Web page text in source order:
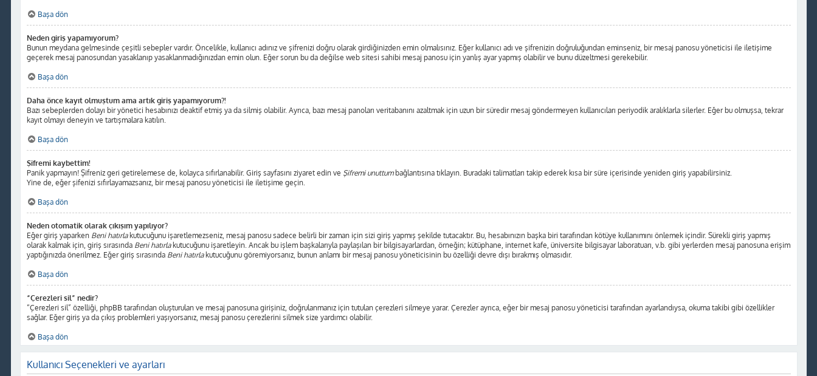
Başa dön
Neden giriş yapamıyorum?
Bunun meydana gelmesinde çeşitli sebepler vardır. Öncelikle, kullanıcı adınız ve şifrenizi doğru olarak girdiğinizden emin olmalısınız. Eğer kullanıcı adı ve şifrenizin doğruluğundan eminseniz, bir mesaj panosu yöneticisi ile iletişime
geçerek mesaj panosundan yasaklanıp yasaklanmadığınızdan emin olun. Eğer sorun bu da değilse web sitesi sahibi mesaj panosu için yanlış ayar yapmış olabilir ve bunu düzeltmesi gerekebilir.
Başa dön
Daha önce kayıt olmuştum ama artık giriş yapamıyorum?!
Bazı sebeplerden dolayı bir yönetici hesabınızı deaktif etmiş ya da silmiş olabilir. Ayrıca, bazı mesaj panoları veritabanını azaltmak için uzun bir süredir mesaj göndermeyen kullanıcıları periyodik aralıklarla silerler. Eğer bu olmuşsa, tekrar
kayıt olmayı deneyin ve tartışmalara katılın.
Başa dön
Şifremi kaybettim!
Panik yapmayın! Şifreniz geri getirelemese de, kolayca sıfırlanabilir. Giriş sayfasını ziyaret edin ve Şifremi unuttumbağlantısına tıklayın. Buradaki talimatları takip ederek kısa bir süre içerisinde yeniden giriş yapabilirsiniz.
Yine de, eğer şifenizi sıfırlayamazsanız, bir mesaj panosu yöneticisi ile iletişime geçin.
Başa dön
Neden otomatik olarak çıkışım yapılıyor?
Eğer giriş yaparken Beni hatırlakutucuğunu işaretlemezseniz, mesaj panosu sadece belirli bir zaman için sizi giriş yapmış şekilde tutacaktır. Bu, hesabınızın başka biri tarafından kötüye kullanımını önlemek içindir. Sürekli giriş yapmış
olarak kalmak için, giriş sırasında Beni hatırlakutucuğunu işaretleyin. Ancak bu işlem başkalarıyla paylaşılan bir bilgisayarlardan, örneğin; kütüphane, internet kafe, üniversite bilgisayar laboratuarı, v.b. gibi yerlerden mesaj panosuna erişim
yaptığınızda önerilmez. Eğer giriş sırasında Beni hatırlakutucuğunu göremiyorsanız, bunun anlamı bir mesaj panosu yöneticisinin bu özelliği devre dışı bırakmış olmasıdır.
Başa dön
“Çerezleri sil” nedir?
“Çerezleri sil” özelliği, phpBB tarafından oluşturulan ve mesaj panosuna girişiniz, doğrulanmanız için tutulan çerezleri silmeye yarar. Çerezler ayrıca, eğer bir mesaj panosu yöneticisi tarafından ayarlandıysa, okuma takibi gibi özellikler
sağlar. Eğer giriş ya da çıkış problemleri yaşıyorsanız, mesaj panosu çerezlerini silmek size yardımcı olabilir.
Başa dön
Kullanıcı Seçenekleri ve ayarları